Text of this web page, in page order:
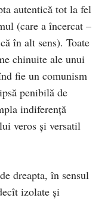
au­ten­tică tot la fel
(care a încercat –
în alt sens). Toate
chinuite ale unui
fie un comunism
penibilă de
indiferenţă
veros şi versatil
dreapta, în sensul
izolate şi